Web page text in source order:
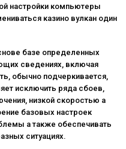
настройки компьютеры
казино вулкан один
базе определенных
сведениях, включая
, обычно подчеркивается,
исключить ряда сбоев,
низкой скоростью а
базовых настроек
а также обеспечивать
ситуациях.